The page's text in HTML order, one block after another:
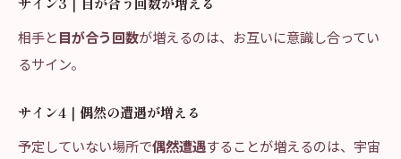
相手と目が合う回数が増えるのは、お互いに意識し合ってい
るサイン。
サイン4｜偶然の遭遇が増える
予定していない場所で偶然遭遇することが増えるのは、宇宙